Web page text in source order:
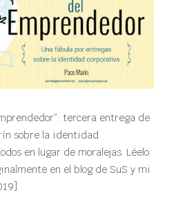
tercera entrega de
sobre la identidad
en lugar de moralejas. Léelo
en el blog de SuS y mi